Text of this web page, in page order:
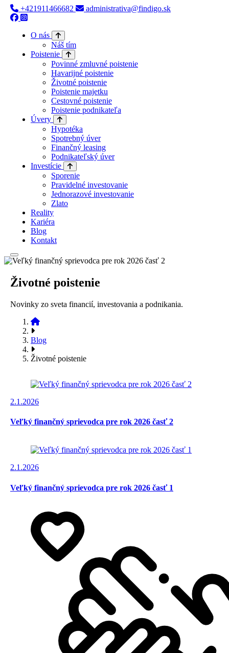
+421911466682 administrativa@findigo.sk
O nás
Náš tím
Poistenie
Povinné zmluvné poistenie
Havarijné poistenie
Životné poistenie
Poistenie majetku
Cestovné poistenie
Poistenie podnikateľa
Úvery
Hypotéka
Spotrebný úver
Finančný leasing
Podnikateľský úver
Investície
Sporenie
Pravidelné investovanie
Jednorazové investovanie
Zlato
Reality
Kariéra
Blog
Kontakt
Životné poistenie
Novinky zo sveta financií, investovania a podnikania.
Blog
Životné poistenie
2.1.2026
Veľký finančný sprievodca pre rok 2026 časť 2
2.1.2026
Veľký finančný sprievodca pre rok 2026 časť 1